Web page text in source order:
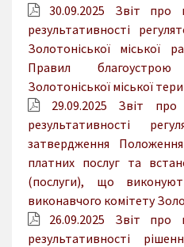
30.09.2025 Звіт про
результативності
Золотоніської міської
Правил
Золотоніської міської
29.09.2025 Звіт про
результативності
затвердження
платних послуг та
(послуги), що
виконавчого комітету
26.09.2025 Звіт про
результативності